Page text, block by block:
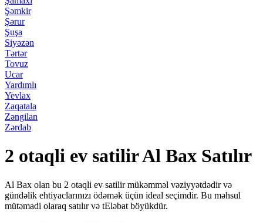
Şəmkir
Şərur
Şuşa
Siyəzən
Tərtər
Tovuz
Ucar
Yardımlı
Yevlax
Zaqatala
Zəngilan
Zərdab
2 otaqli ev satilir Al Bax Satılır
Al Bax olan bu 2 otaqli ev satilir mükəmməl vəziyyətdədir və
gündəlik ehtiyaclarınızı ödəmək üçün ideal seçimdir. Bu məhsul
mütəmadi olaraq satılır və tEləbat böyükdür.